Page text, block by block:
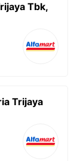
Tbk,
Trijaya